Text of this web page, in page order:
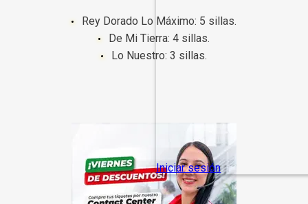
Rey Dorado Lo Máximo: 5 sillas.
De Mi Tierra: 4 sillas.
Lo Nuestro: 3 sillas.